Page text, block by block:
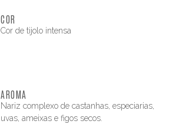
COR
Cor de tijolo intensa
AROMA
Nariz complexo de castanhas, especiarias,
uvas, ameixas e figos secos.